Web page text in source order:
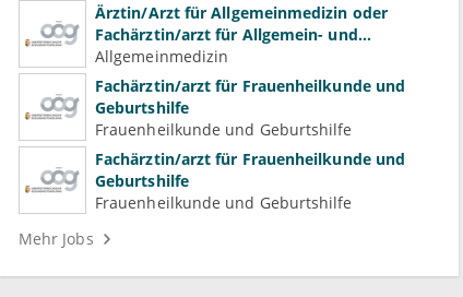
Ärztin/Arzt für Allgemeinmedizin oder
Fachärztin/arzt für Allgemein- und
Familienmedizin für Psychiatrie und
Psychotherapeutische Medizin
Allgemeinmedizin
Fachärztin/arzt für Frauenheilkunde und
Geburtshilfe
Frauenheilkunde und Geburtshilfe
Fachärztin/arzt für Frauenheilkunde und
Geburtshilfe
Frauenheilkunde und Geburtshilfe
Mehr Jobs